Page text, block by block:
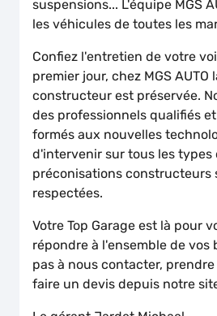
suspensions... L'équipe MGS
les véhicules de toutes les
Confiez l'entretien de votre
premier jour, chez MGS AUTO
constructeur est préservée.
des professionnels qualifiés
formés aux nouvelles
d'intervenir sur tous les types
préconisations constructeurs
respectées.
Votre Top Garage est là pour
répondre à l'ensemble de vos
pas à nous contacter,
faire un devis depuis notre